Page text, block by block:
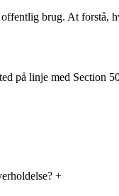
brug. At forstå,
på linje med Section
+